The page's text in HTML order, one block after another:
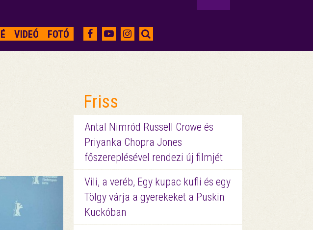
VIDEÓ FOTÓ
Friss
Antal Nimród Russell Crowe és
Priyanka Chopra Jones
főszereplésével rendezi új filmjét
Vili, a veréb, Egy kupac kufli és egy
Tölgy várja a gyerekeket a Puskin
Kuckóban